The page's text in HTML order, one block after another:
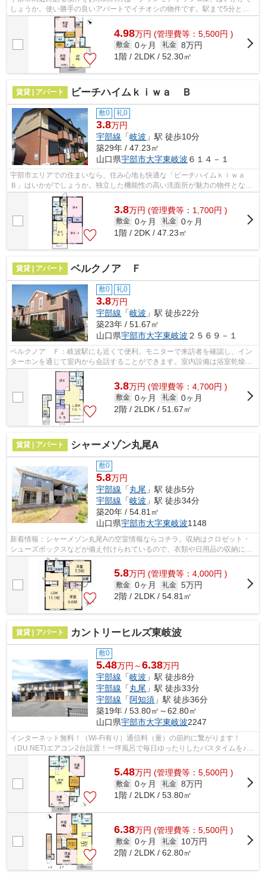
しょうか。使い勝手の良いアパートでイチオシの物件です。駅まで5分と、
駅近でアクセスも良好な物件です。ご希...
4.98万円 (管理費等：5,500円 )
敷金 0ヶ月 礼金 8万円
1階 / 2LDK / 52.30㎡
賃貸 | アパート ビーチハイムｋｉｗａ Ｂ
敷0 礼0
3.8万円
宇部線 「岐波 」駅 徒歩10分
築29年 / 47.23㎡
山口県宇部市大字東岐波 ６１４－１
宇部市エリアでの住まいなら、住み心地も快適な「ビーチハイムｋｉｗａ
Ｂ」はいかがでしょうか。独立した機能性の高い洗面所が魅力の物件となっ
ています。駐輪場付きのアパートです...
3.8万円 (管理費等：1,700円 )
敷金 0ヶ月 礼金 0ヶ月
1階 / 2DK / 47.23㎡
賃貸 | アパート ベルクノア Ｆ
敷0 礼0
3.8万円
宇部線 「岐波 」駅 徒歩22分
築23年 / 51.67㎡
山口県宇部市大字東岐波 ２５６９－１
ベルクノア Ｆ：岐波駅にも近くて便利。モニターで来訪者を確認し、イン
ターホンを通じて室内から会話することができます。室内設備は浴室乾燥
機・洗面所独立など大変充実しておりま...
3.8万円 (管理費等：4,700円 )
敷金 0ヶ月 礼金 0ヶ月
2階 / 2LDK / 51.67㎡
賃貸 | アパート シャーメゾン丸尾A
敷0
5.8万円
宇部線 「丸尾 」駅 徒歩5分
宇部線 「岐波 」駅 徒歩34分
築20年 / 54.81㎡
山口県宇部市大字東岐波1148
新着情報：シャーメゾン丸尾Aの空室情報ならコチラ。収納はクロゼット・
シューズボックスなどが備え付けられているので、衣類や日用品の収納に重
宝します。独立した洗面所の物件は、女...
5.8万円 (管理費等：4,000円 )
敷金 0ヶ月 礼金 5万円
2階 / 2LDK / 54.81㎡
賃貸 | アパート カントリーヒルズ東岐波
敷0
5.48万円～6.38万円
宇部線 「岐波 」駅 徒歩8分
宇部線 「丸尾 」駅 徒歩33分
宇部線 「 阿知須 」駅 徒歩36分
築19年 / 53.80㎡～62.80㎡
山口県宇部市大字東岐波2247
インターネット無料！（Wi-Fi有り）通信料（量）の節約に繋がります！
（DU.NET)エアコン2台設置！一坪風呂で毎日ゆったりしたバスタイムを♪♪
時間差入浴に便利な追い焚き給湯付！ 防犯...
5.48万円 (管理費等：5,500円 )
敷金 0ヶ月 礼金 8万円
1階 / 2LDK / 53.80㎡
6.38万円 (管理費等：5,500円 )
敷金 0ヶ月 礼金
10万円
2階 / 2LDK / 62.80㎡